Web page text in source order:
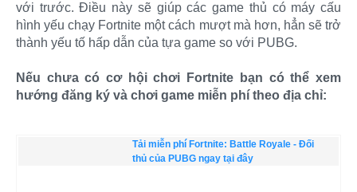
với trước. Điều này sẽ giúp các game thủ có máy cấu
hình yếu chạy Fortnite một cách mượt mà hơn, hẳn sẽ trở
thành yếu tố hấp dẫn của tựa game so với PUBG.
Nếu chưa có cơ hội chơi Fortnite bạn có thể xem
hướng đăng ký và chơi game miễn phí theo địa chỉ:
Tải miễn phí Fortnite: Battle Royale - Đối
thủ của PUBG ngay tại đây